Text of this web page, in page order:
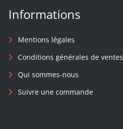
Informations
Mentions légales
Conditions générales de ventes
Qui sommes-nous
Suivre une commande